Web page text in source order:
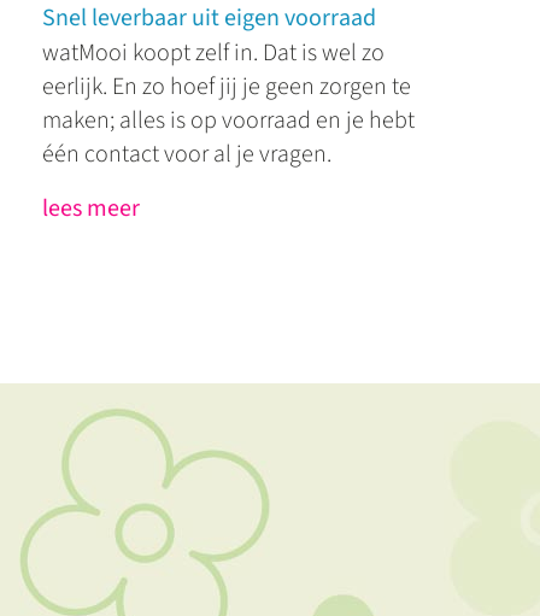
Snel leverbaar uit eigen voorraad
watMooi koopt zelf in. Dat is wel zo
eerlijk. En zo hoef jij je geen zorgen te
maken; alles is op voorraad en je hebt
één contact voor al je vragen.
lees meer